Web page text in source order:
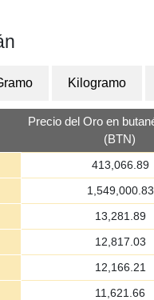
Kilogramo
Precio del Oro en
(BTN)
413,066.89
1,549,000.83
13,281.89
12,817.03
12,166.21
11,621.66